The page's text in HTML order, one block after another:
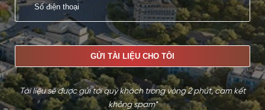
Tài liệu sẽ được gửi tới quý khách trong vòng 2 phút, cam kết
không spam*